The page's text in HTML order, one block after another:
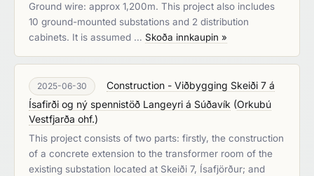
Ground wire: approx 1,200m. This project also includes
10 ground-mounted substations and 2 distribution
cabinets. It is assumed … Skoða innkaupin »
2025-06-30
Construction - Viðbygging Skeiði 7 á
Ísafirði og ný spennistöð Langeyri á Súðavík (Orkubú
Vestfjarða ohf.)
This project consists of two parts: firstly, the construction
of a concrete extension to the transformer room of the
existing substation located at Skeiði 7, Ísafjörður; and